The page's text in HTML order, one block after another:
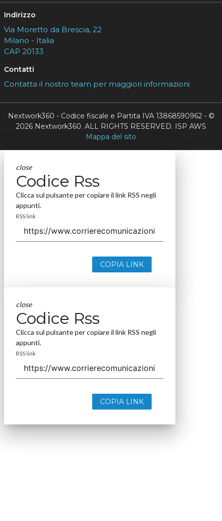
Indirizzo
Via Moretto da Brescia, 22
Milano - Italia
CAP 20133
Contatti
Contatta il nostro team per maggiori informazioni
Nextwork360 - Codice fiscale e Partita IVA 13868590962 - ©
2026 Nextwork360. ALL RIGHTS RESERVED. ISP AWS
Mappa del sito
close
Codice Rss
Clicca sul pulsante per copiare il link RSS negli
appunti.
RSS link
COPIA LINK
close
Codice Rss
Clicca sul pulsante per copiare il link RSS negli
appunti.
RSS link
COPIA LINK